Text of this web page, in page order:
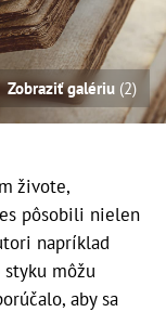
Zobraziť galériu (2)
živote,
pôsobili nielen
napríklad
môžu
aby sa